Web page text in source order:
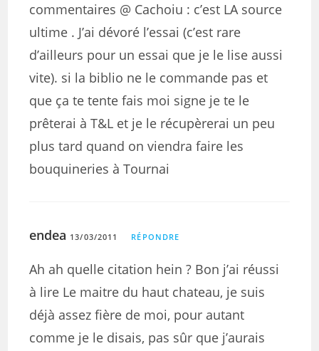
commentaires @ Cachoiu : c’est LA source
ultime . J’ai dévoré l’essai (c’est rare
d’ailleurs pour un essai que je le lise aussi
vite). si la biblio ne le commande pas et
que ça te tente fais moi signe je te le
prêterai à T&L et je le récupèrerai un peu
plus tard quand on viendra faire les
bouquineries à Tournai
endea 13/03/2011 RÉPONDRE
Ah ah quelle citation hein ? Bon j’ai réussi
à lire Le maitre du haut chateau, je suis
déjà assez fière de moi, pour autant
comme je le disais, pas sûr que j’aurais